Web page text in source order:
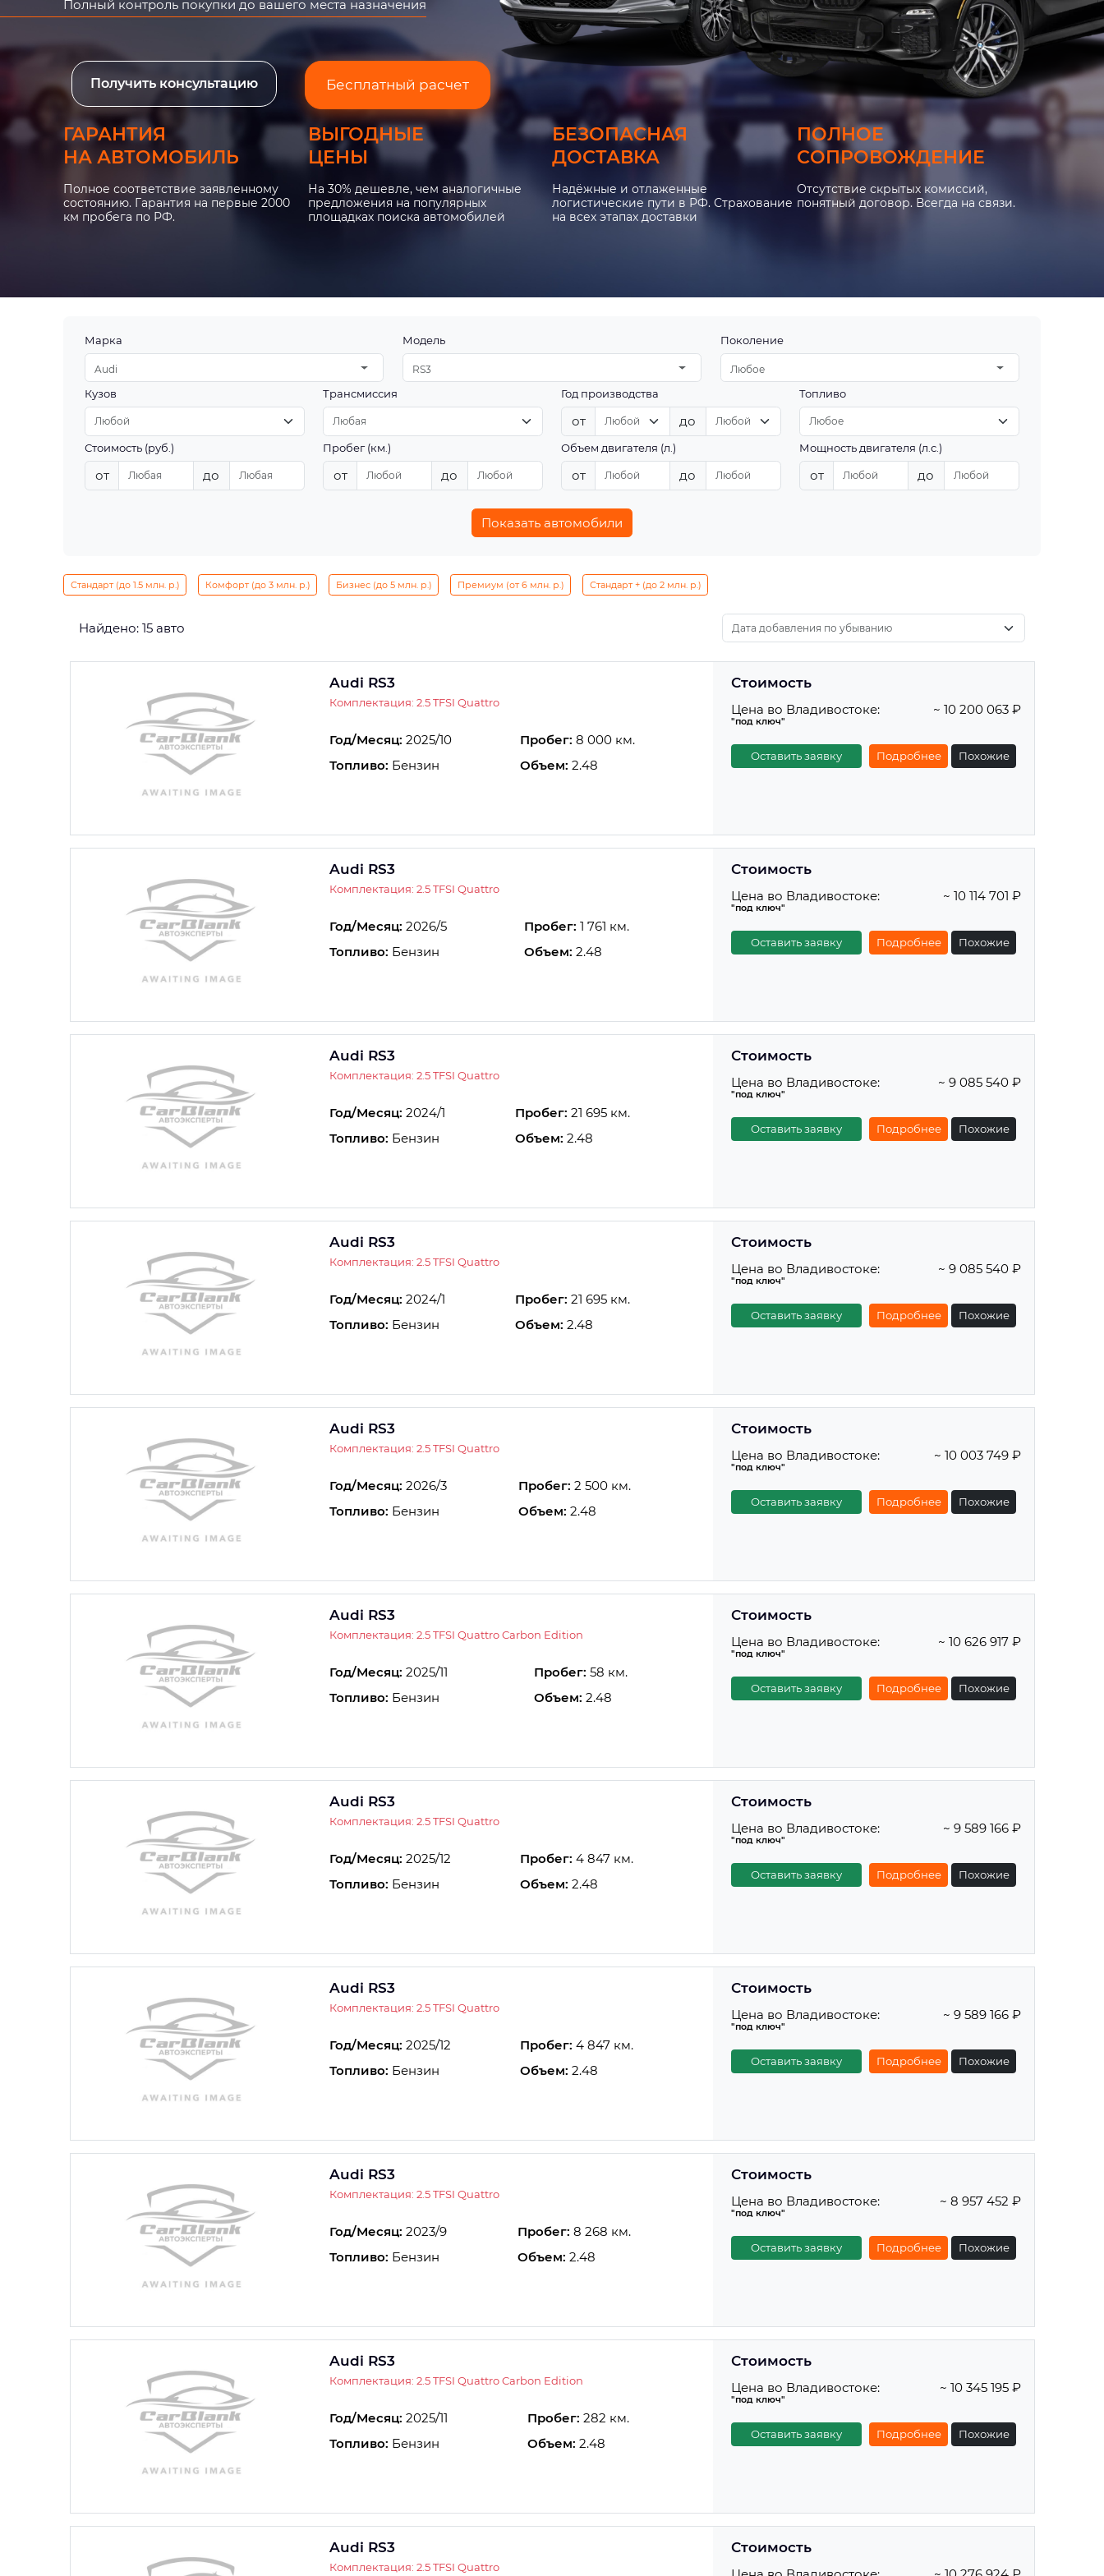
Полный контроль покупки до вашего места назначения
Получить консультацию Бесплатный расчет
ГАРАНТИЯ
НА АВТОМОБИЛЬ
Полное соответствие заявленному
состоянию. Гарантия на первые 2000
км пробега по РФ.
ВЫГОДНЫЕ
ЦЕНЫ
На 30% дешевле, чем аналогичные
предложения на популярных
площадках поиска автомобилей
БЕЗОПАСНАЯ
ДОСТАВКА
Надёжные и отлаженные
логистические пути в РФ. Страхование
на всех этапах доставки
ПОЛНОЕ
СОПРОВОЖДЕНИЕ
Отсутствие скрытых комиссий,
понятный договор. Всегда на связи.
Марка
Audi
Модель
RS3
Поколение
Любое
Кузов Трансмиссия Год производства
от до
Топливо
Стоимость (руб.)
от до
Пробег (км.)
от до
Объем двигателя (л.)
от до
Мощность двигателя (л.с.)
от до
Показать автомобили
Стандарт (до 1.5 млн. р.) Комфорт (до 3 млн. р.) Бизнес (до 5 млн. р.) Премиум (от 6 млн. р.) Стандарт + (до 2 млн. р.)
Найдено: 15 авто
Audi RS3
Комплектация: 2.5 TFSI Quattro
Год/Месяц: 2025/10 Пробег: 8 000 км.
Топливо: Бензин Объем: 2.48
Стоимость
Цена во Владивостоке:
"под ключ"
~ 10 200 063 ₽
Оставить заявку Подробнее Похожие
Audi RS3
Комплектация: 2.5 TFSI Quattro
Год/Месяц: 2026/5 Пробег: 1 761 км.
Топливо: Бензин Объем: 2.48
Стоимость
Цена во Владивостоке:
"под ключ"
~ 10 114 701 ₽
Оставить заявку Подробнее Похожие
Audi RS3
Комплектация: 2.5 TFSI Quattro
Год/Месяц: 2024/1 Пробег: 21 695 км.
Топливо: Бензин Объем: 2.48
Стоимость
Цена во Владивостоке:
"под ключ"
~ 9 085 540 ₽
Оставить заявку Подробнее Похожие
Audi RS3
Комплектация: 2.5 TFSI Quattro
Год/Месяц: 2024/1 Пробег: 21 695 км.
Топливо: Бензин Объем: 2.48
Стоимость
Цена во Владивостоке:
"под ключ"
~ 9 085 540 ₽
Оставить заявку Подробнее Похожие
Audi RS3
Комплектация: 2.5 TFSI Quattro
Год/Месяц: 2026/3 Пробег: 2 500 км.
Топливо: Бензин Объем: 2.48
Стоимость
Цена во Владивостоке:
"под ключ"
~ 10 003 749 ₽
Оставить заявку Подробнее Похожие
Audi RS3
Комплектация: 2.5 TFSI Quattro Carbon Edition
Год/Месяц: 2025/11 Пробег: 58 км.
Топливо: Бензин Объем: 2.48
Стоимость
Цена во Владивостоке:
"под ключ"
~ 10 626 917 ₽
Оставить заявку Подробнее Похожие
Audi RS3
Комплектация: 2.5 TFSI Quattro
Год/Месяц: 2025/12 Пробег: 4 847 км.
Топливо: Бензин Объем: 2.48
Стоимость
Цена во Владивостоке:
"под ключ"
~ 9 589 166 ₽
Оставить заявку Подробнее Похожие
Audi RS3
Комплектация: 2.5 TFSI Quattro
Год/Месяц: 2025/12 Пробег: 4 847 км.
Топливо: Бензин Объем: 2.48
Стоимость
Цена во Владивостоке:
"под ключ"
~ 9 589 166 ₽
Оставить заявку Подробнее Похожие
Audi RS3
Комплектация: 2.5 TFSI Quattro
Год/Месяц: 2023/9 Пробег: 8 268 км.
Топливо: Бензин Объем: 2.48
Стоимость
Цена во Владивостоке:
"под ключ"
~ 8 957 452 ₽
Оставить заявку Подробнее Похожие
Audi RS3
Комплектация: 2.5 TFSI Quattro Carbon Edition
Год/Месяц: 2025/11 Пробег: 282 км.
Топливо: Бензин Объем: 2.48
Стоимость
Цена во Владивостоке:
"под ключ"
~ 10 345 195 ₽
Оставить заявку Подробнее Похожие
Audi RS3
Комплектация: 2.5 TFSI Quattro
Стоимость